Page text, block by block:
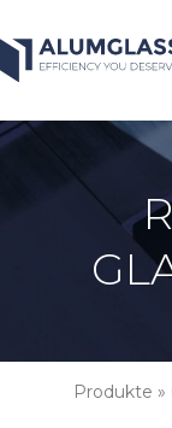
Inhalt
springen
Produkte »